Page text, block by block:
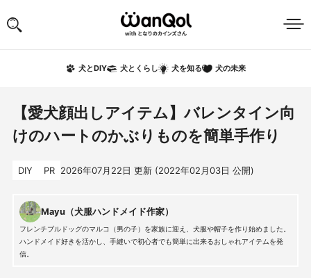
犬とDIY 犬とくらし 犬を知る 犬の未来
【愛犬顔出しアイテム】バレンタイン向
けのハートのかぶりものを簡単手作り
DIY PR 2026年07月22日 更新 (2022年02月03日 公開)
Mayu（犬服ハンドメイド作家）
フレンチブルドッグのマルコ（男の子）を家族に迎え、犬服や帽子を作り始めました。
ハンドメイド好きを活かし、手縫いで初心者でも簡単に出来るおしゃれアイテムを発
信。